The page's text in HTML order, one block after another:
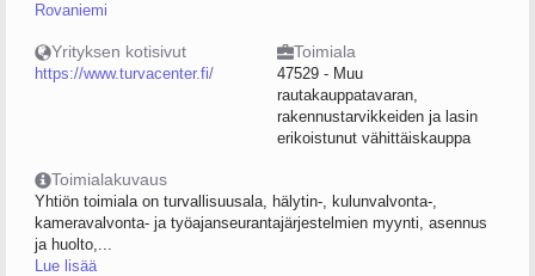
Rovaniemi
Yrityksen kotisivut
https://www.turvacenter.fi/
Toimiala
47529 - Muu
rautakauppatavaran,
rakennustarvikkeiden ja lasin
erikoistunut vähittäiskauppa
Toimialakuvaus
Yhtiön toimiala on turvallisuusala, hälytin-, kulunvalvonta-,
kameravalvonta- ja työajanseurantajärjestelmien myynti, asennus
ja huolto,...
Lue lisää